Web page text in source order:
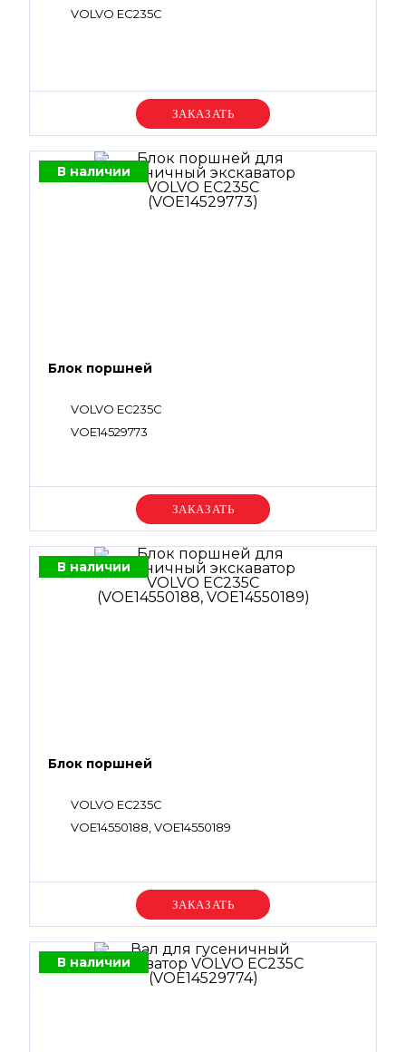
VOLVO EC235C
Уточняйте цену
В наличии
Блок поршней
VOLVO EC235C
VOE14529773
Уточняйте цену
В наличии
Блок поршней
VOLVO EC235C
VOE14550188, VOE14550189
Уточняйте цену
В наличии